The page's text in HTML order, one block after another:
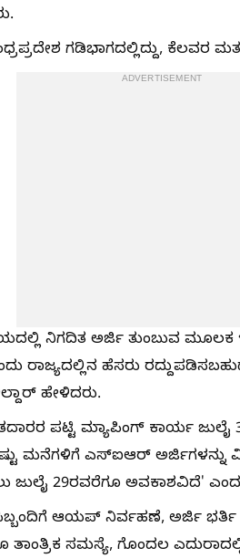
ಗಡಿಭಾಗದಲ್ಲಿದ್ದು, ಕೆಲವರ
ADVERTISEMENT
ನಿಗದಿತ ಅರ್ಜಿ ತುಂಬುವ ಮೂಲಕ
ರಾಜ್ಯದಲ್ಲಿನ ಹೆಸರು
ಹೇಳಿದರು.
ಪಟ್ಟಿ ಮ್ಯಾಪಿಂಗ್‌ ಕಾರ್ಯ ಜುಲೈ
ಮನೆಗಳಿಗೆ ಎಸ್‌ಐಆರ್‌
ಜುಲೈ 29ರವರೆಗೂ ಅವಕಾಶವಿದೆ'
ಆಯಪ್ ನಿರ್ವಹಣೆ, ಅರ್ಜಿ ಭರ್ತಿ
ತಾಂತ್ರಿಕ ಸಮಸ್ಯೆ, ಗೊಂದಲ